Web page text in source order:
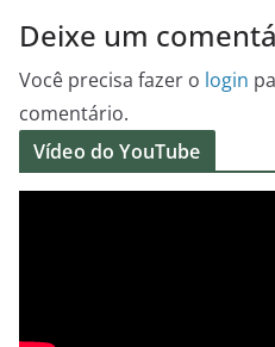
Deixe um
Você precisa fazer o login
comentário.
Vídeo do YouTube